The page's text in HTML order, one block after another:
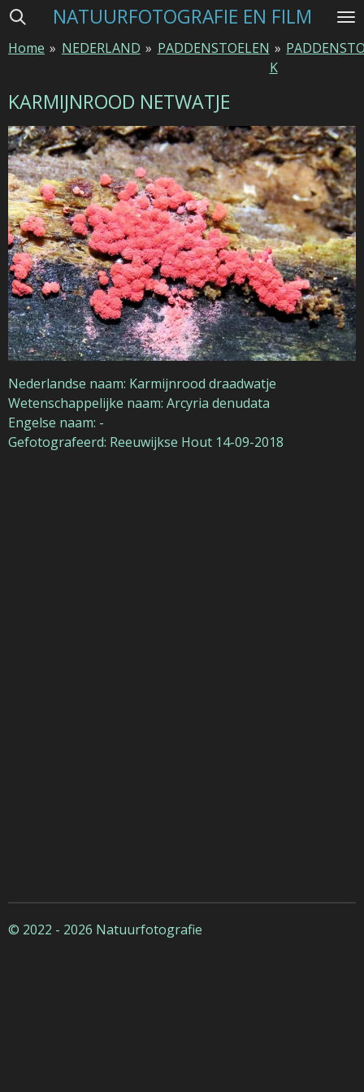
Ga
naar
hoofdinhoud
NATUURFOTOGRAFIE EN FILM
Home » NEDERLAND » PADDENSTOELEN »
K
KARMIJNROOD NETWATJE
Nederlandse naam: Karmijnrood draadwatje
Wetenschappelijke naam: Arcyria denudata
Engelse naam: -
Gefotografeerd: Reeuwijkse Hout 14-09-2018
© 2022 - 2026 Natuurfotografie